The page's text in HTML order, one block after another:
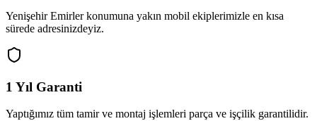
Yenişehir Emirlerkonumuna yakın mobil ekiplerimizle en kısa
sürede adresinizdeyiz.
1 Yıl Garanti
Yaptığımız tüm tamir ve montaj işlemleri parça ve işçilik garantilidir.